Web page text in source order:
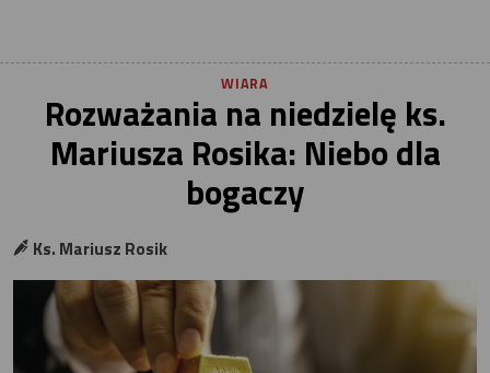
WIARA
Rozważania na niedzielę ks.
Mariusza Rosika: Niebo dla
bogaczy
Ks. Mariusz Rosik